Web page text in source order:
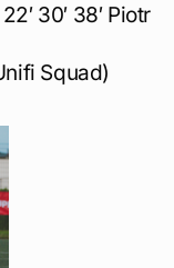
30′ 38′ Piotr
Squad)